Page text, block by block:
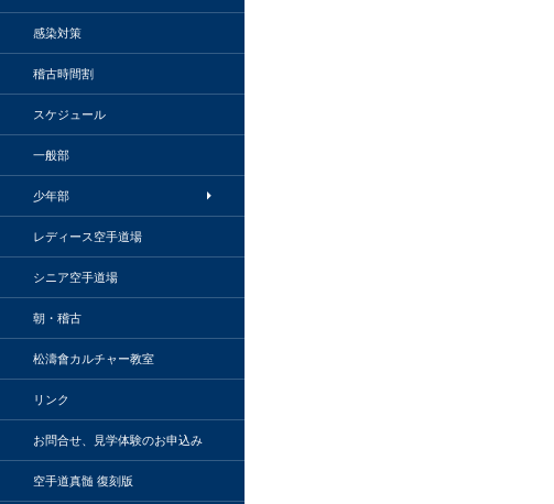
感染対策
稽古時間割
スケジュール
一般部
少年部
レディース空手道場
シニア空手道場
朝・稽古
松濤會カルチャー教室
リンク
お問合せ、見学体験のお申込み
空手道真髄 復刻版